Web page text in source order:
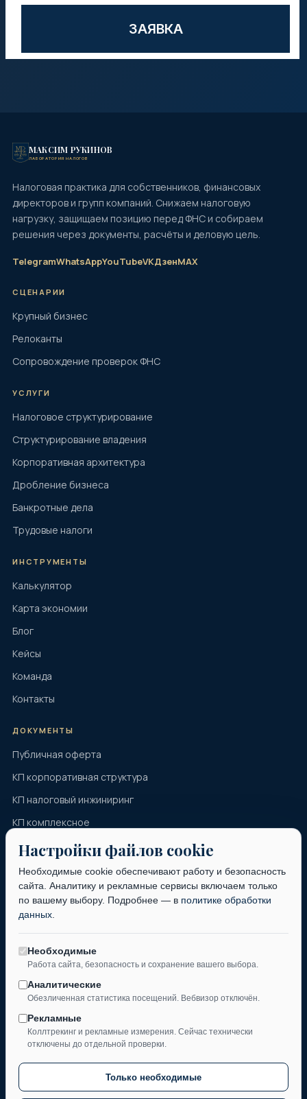
МАКСИМ РУКИНОВ
ЛАБОРАТОРИЯ НАЛОГОВ
Налоговая практика для собственников, финансовых
директоров и групп компаний. Снижаем налоговую
нагрузку, защищаем позицию перед ФНС и собираем
решения через документы, расчёты и деловую цель.
TelegramWhatsAppYouTubeVKДзенMAX
СЦЕНАРИИ
Крупный бизнес
Релоканты
Сопровождение проверок ФНС
УСЛУГИ
Налоговое структурирование
Структурирование владения
Корпоративная архитектура
Дробление бизнеса
Банкротные дела
Трудовые налоги
ИНСТРУМЕНТЫ
Калькулятор
Карта экономии
Блог
Кейсы
Команда
Контакты
ДОКУМЕНТЫ
Публичная оферта
КП корпоративная структура
КП налоговый инжиниринг
КП комплексное
Коммерческое предложение
КОНТАКТЫ
+7 (995) 597-20-20
Telegram
WhatsApp
Форма обратной связи
Индивидуальный предприниматель Рукинов Максим Владимирович
ОГРНИП 324784700355551, ИНН 780719052777
© 2026 «Лаборатория Налогов». Все права защищены.
Самостоятельная практика Максима Рукинова развивается с 2024
года.
Настройки файлов cookie
Необходимые cookie обеспечивают работу и безопасность
сайта. Аналитику и рекламные сервисы включаем только
по вашему выбору. Подробнее — в политике обработки
данных
Необходимые
Работа сайта, безопасность и сохранение вашего выбора.
Аналитические
Обезличенная статистика посещений. Вебвизор отключён.
Рекламные
Коллтрекинг и рекламные измерения. Сейчас технически
отключены до отдельной проверки.
Только необходимые